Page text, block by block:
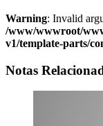
Warning: Invalid
/www/wwwroot/
v1/template-parts/
Notas